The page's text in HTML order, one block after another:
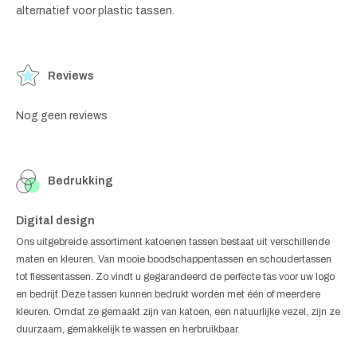
alternatief voor plastic tassen.
Reviews
Nog geen reviews
Bedrukking
Digital design
Ons uitgebreide assortiment katoenen tassen bestaat uit verschillende
maten en kleuren. Van mooie boodschappentassen en schoudertassen
tot flessentassen. Zo vindt u gegarandeerd de perfecte tas voor uw logo
en bedrijf. Deze tassen kunnen bedrukt worden met één of meerdere
kleuren. Omdat ze gemaakt zijn van katoen, een natuurlijke vezel, zijn ze
duurzaam, gemakkelijk te wassen en herbruikbaar.